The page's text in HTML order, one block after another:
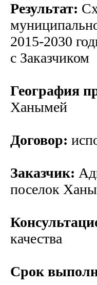
Результат:
2015-2030
с Заказчиком
География
Ханымей
Договор:
Заказчик:
поселок
качества
Срок